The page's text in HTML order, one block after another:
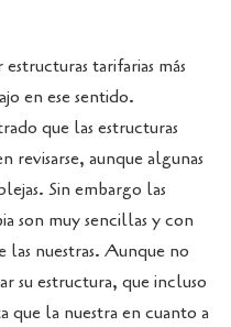
tarifarias más
en ese sentido.
que las estructuras
revisarse, aunque algunas
Sin embargo las
son muy sencillas y con
nuestras. Aunque no
su estructura, que incluso
que la nuestra en cuanto a